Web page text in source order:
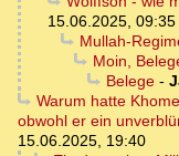
15.06.2025, 09:35
Mullah-
Moin,
Belege-
Warum hatte
obwohl er ein
15.06.2025, 19:40